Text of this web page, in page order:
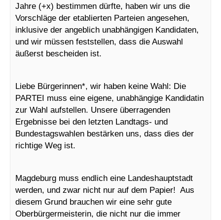
Jahre (+x) bestimmen dürfte, haben wir uns die
Vorschläge der etablierten Parteien angesehen,
inklusive der angeblich unabhängigen Kandidaten,
und wir müssen feststellen, dass die Auswahl
äußerst bescheiden ist.
Liebe Bürgerinnen*, wir haben keine Wahl: Die
PARTEI muss eine eigene, unabhängige Kandidatin
zur Wahl aufstellen. Unsere überragenden
Ergebnisse bei den letzten Landtags- und
Bundestagswahlen bestärken uns, dass dies der
richtige Weg ist.
Magdeburg muss endlich eine Landeshauptstadt
werden, und zwar nicht nur auf dem Papier! Aus
diesem Grund brauchen wir eine sehr gute
Oberbürgermeisterin, die nicht nur die immer